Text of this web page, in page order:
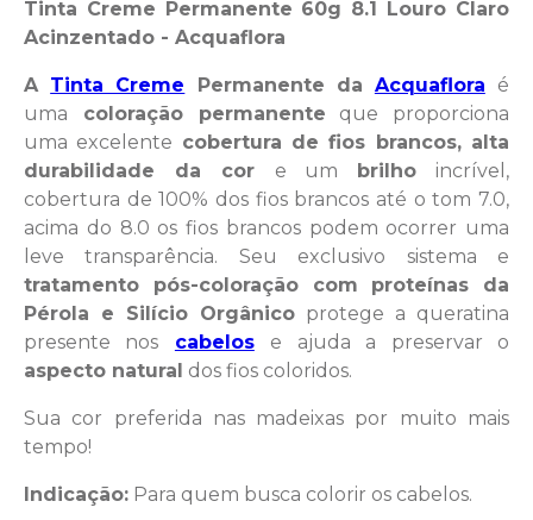
Tinta Creme Permanente 60g 8.1 Louro Claro
Acinzentado - Acquaflora
A Tinta Creme Permanente da Acquaflora
é
uma coloração permanente que proporciona
uma excelente cobertura de fios brancos, alta
durabilidade da cor e um brilho incrível,
cobertura de 100% dos fios brancos até o tom 7.0,
acima do 8.0 os fios brancos podem ocorrer uma
leve transparência. Seu exclusivo sistema e
tratamento pós-coloração com proteínas da
Pérola e Silício Orgânico protege a queratina
presente nos
cabelos
e ajuda a preservar o
aspecto natural dos fios coloridos.
Sua cor preferida nas madeixas por muito mais
tempo!
Indicação: Para quem busca colorir os cabelos.